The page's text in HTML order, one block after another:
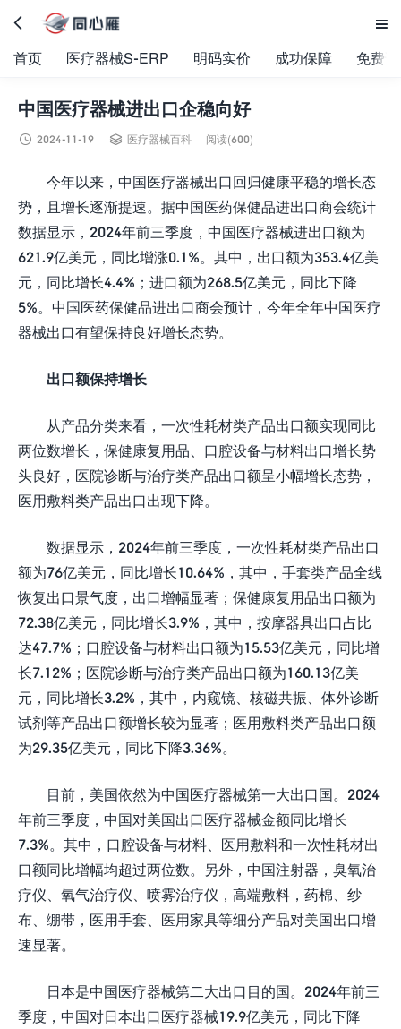
 
首页 医疗器械S-ERP 明码实价 成功保障 免费
中国医疗器械进出口企稳向好
 2024-11-19  医疗器械百科 阅读(600)
今年以来，中国医疗器械出口回归健康平稳的增长态
势，且增长逐渐提速。据中国医药保健品进出口商会统计
数据显示，2024年前三季度，中国医疗器械进出口额为
621.9亿美元，同比增涨0.1%。其中，出口额为353.4亿美
元，同比增长4.4%；进口额为268.5亿美元，同比下降
5%。中国医药保健品进出口商会预计，今年全年中国医疗
器械出口有望保持良好增长态势。
出口额保持增长
从产品分类来看，一次性耗材类产品出口额实现同比
两位数增长，保健康复用品、口腔设备与材料出口增长势
头良好，医院诊断与治疗类产品出口额呈小幅增长态势，
医用敷料类产品出口出现下降。
数据显示，2024年前三季度，一次性耗材类产品出口
额为76亿美元，同比增长10.64%，其中，手套类产品全线
恢复出口景气度，出口增幅显著；保健康复用品出口额为
72.38亿美元，同比增长3.9%，其中，按摩器具出口占比
达47.7%；口腔设备与材料出口额为15.53亿美元，同比增
长7.12%；医院诊断与治疗类产品出口额为160.13亿美
元，同比增长3.2%，其中，内窥镜、核磁共振、体外诊断
试剂等产品出口额增长较为显著；医用敷料类产品出口额
为29.35亿美元，同比下降3.36%。
目前，美国依然为中国医疗器械第一大出口国。2024
年前三季度，中国对美国出口医疗器械金额同比增长
7.3%。其中，口腔设备与材料、医用敷料和一次性耗材出
口额同比增幅均超过两位数。另外，中国注射器，臭氧治
疗仪、氧气治疗仪、喷雾治疗仪，高端敷料，药棉、纱
布、绷带，医用手套、医用家具等细分产品对美国出口增
速显著。
日本是中国医疗器械第二大出口目的国。2024年前三
季度，中国对日本出口医疗器械19.9亿美元，同比下降